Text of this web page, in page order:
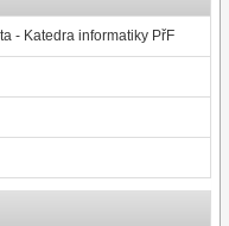
- Katedra informatiky PřF